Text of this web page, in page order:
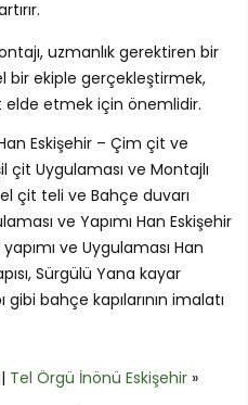
uzmanlık gerektiren bir
bir ekiple gerçekleştirmek,
etmek için önemlidir.
Eskişehir – Çim çit ve
Uygulaması ve Montajlı
çit teli ve Bahçe duvarı
ve Yapımı Han Eskişehir
ve Uygulaması Han
Sürgülü Yana kayar
gibi bahçe kapılarının imalatı
Tel Örgü İnönü Eskişehir »